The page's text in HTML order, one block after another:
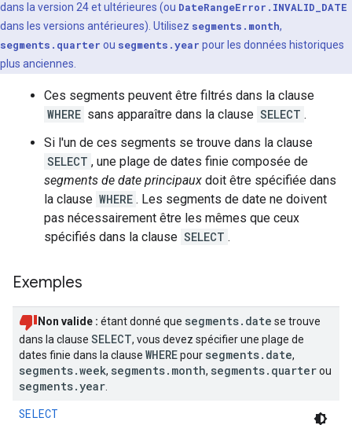
dans la version 24 et ultérieures (ou DateRangeError.INVALID_DATE
dans les versions antérieures). Utilisez segments.month,
segments.quarter ou segments.year pour les données historiques
plus anciennes.
Ces segments peuvent être filtrés dans la clause
WHERE sans apparaître dans la clause SELECT .
Si l'un de ces segments se trouve dans la clause
SELECT , une plage de dates finie composée de
segments de date principaux doit être spécifiée dans
la clause WHERE . Les segments de date ne doivent
pas nécessairement être les mêmes que ceux
spécifiés dans la clause SELECT .
Exemples
Non valide : étant donné que segments. date se trouve
dans la clause SELECT, vous devez spécifier une plage de
dates finie dans la clause WHEREpour segments. date,
segments.week, segments. month, segments. quarterou
segments.year
SELECT